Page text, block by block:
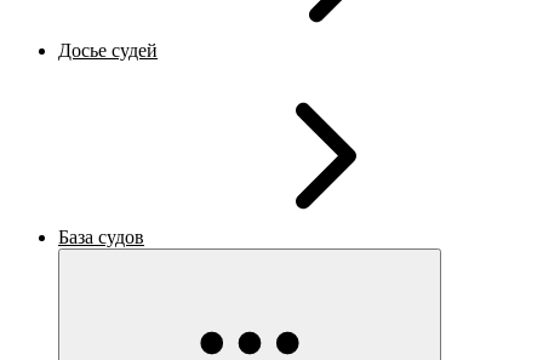
Досье судей
База судов